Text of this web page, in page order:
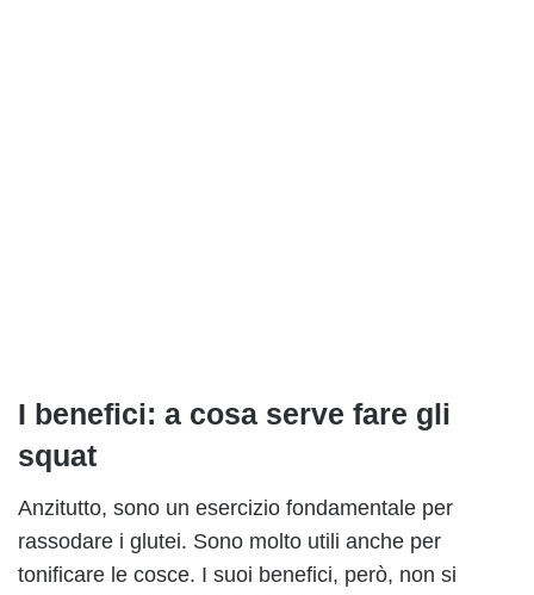
I benefici: a cosa serve fare gli
squat
Anzitutto, sono un esercizio fondamentale per
rassodare i glutei. Sono molto utili anche per
tonificare le cosce. I suoi benefici, però, non si